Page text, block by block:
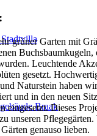
Braak
grüner Garten mit
Buchsbaumkugeln,
Leuchtende
gesetzt.
Naturstein haben
und in den neuen
eingesetzt. Dieses
unseren
genauso lieben.